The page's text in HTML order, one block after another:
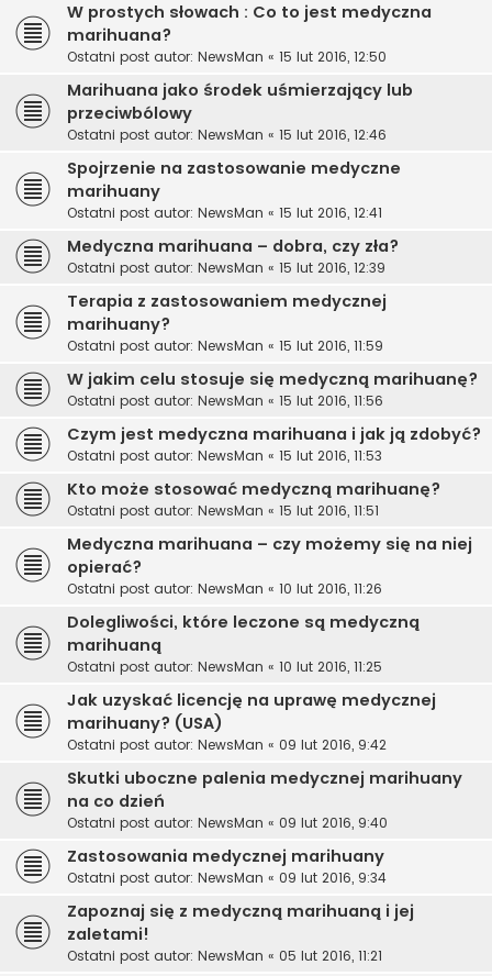
W prostych słowach : Co to jest medyczna
marihuana?
Ostatni post autor: NewsMan « 15 lut 2016, 12:50
Marihuana jako środek uśmierzający lub
przeciwbólowy
Ostatni post autor: NewsMan « 15 lut 2016, 12:46
Spojrzenie na zastosowanie medyczne
marihuany
Ostatni post autor: NewsMan « 15 lut 2016, 12:41
Medyczna marihuana – dobra, czy zła?
Ostatni post autor: NewsMan « 15 lut 2016, 12:39
Terapia z zastosowaniem medycznej
marihuany?
Ostatni post autor: NewsMan « 15 lut 2016, 11:59
W jakim celu stosuje się medyczną marihuanę?
Ostatni post autor: NewsMan « 15 lut 2016, 11:56
Czym jest medyczna marihuana i jak ją zdobyć?
Ostatni post autor: NewsMan « 15 lut 2016, 11:53
Kto może stosować medyczną marihuanę?
Ostatni post autor: NewsMan « 15 lut 2016, 11:51
Medyczna marihuana – czy możemy się na niej
opierać?
Ostatni post autor: NewsMan « 10 lut 2016, 11:26
Dolegliwości, które leczone są medyczną
marihuaną
Ostatni post autor: NewsMan « 10 lut 2016, 11:25
Jak uzyskać licencję na uprawę medycznej
marihuany? (USA)
Ostatni post autor: NewsMan « 09 lut 2016, 9:42
Skutki uboczne palenia medycznej marihuany
na co dzień
Ostatni post autor: NewsMan « 09 lut 2016, 9:40
Zastosowania medycznej marihuany
Ostatni post autor: NewsMan « 09 lut 2016, 9:34
Zapoznaj się z medyczną marihuaną i jej
zaletami!
Ostatni post autor: NewsMan « 05 lut 2016, 11:21